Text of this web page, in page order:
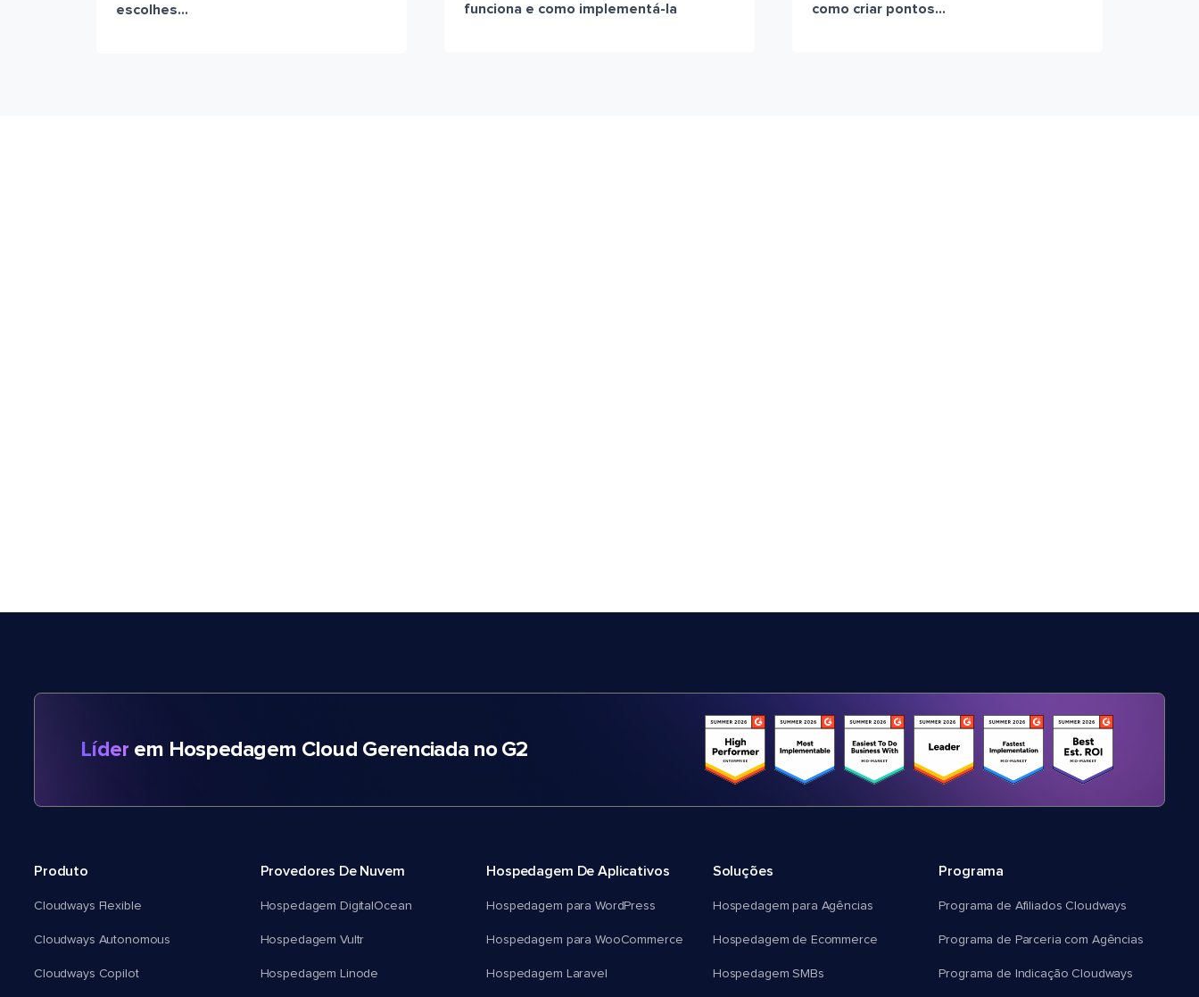
escolhes...
funciona e como implementá-la
como criar pontos...
Líder em Hospedagem Cloud Gerenciada no G2
Produto
Cloudways Flexible
Cloudways Autonomous
Cloudways Copilot
Provedores De Nuvem
Hospedagem DigitalOcean
Hospedagem Vultr
Hospedagem Linode
Hospedagem De Aplicativos
Hospedagem para WordPress
Hospedagem para WooCommerce
Hospedagem Laravel
Soluções
Hospedagem para Agências
Hospedagem de Ecommerce
Hospedagem SMBs
Programa
Programa de Afiliados Cloudways
Programa de Parceria com Agências
Programa de Indicação Cloudways